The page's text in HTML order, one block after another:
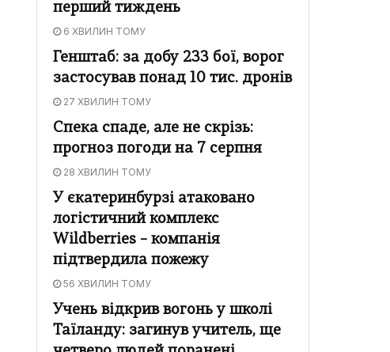
перший тиждень
6 ХВИЛИН ТОМУ
Генштаб: за добу 233 бої, ворог
застосував понад 10 тис. дронів
27 ХВИЛИН ТОМУ
Спека спаде, але не скрізь:
прогноз погоди на 7 серпня
28 ХВИЛИН ТОМУ
У єкатеринбурзі атаковано
логістичний комплекс
Wildberries – компанія
підтвердила пожежу
56 ХВИЛИН ТОМУ
Учень відкрив вогонь у школі
Таїланду: загинув учитель, ще